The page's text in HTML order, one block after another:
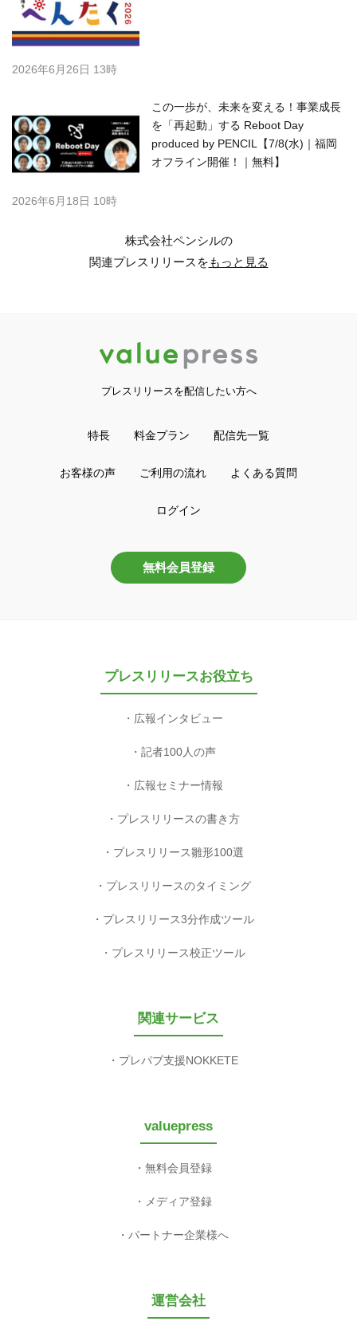
2026年6月26日 13時
この一歩が、未来を変える！事業成長
を「再起動」する Reboot Day
produced by PENCIL【7/8(水)｜福岡
オフライン開催！｜無料】
2026年6月18日 10時
株式会社ペンシルの
関連プレスリリースをもっと見る
プレスリリースを配信したい方へ
特長 料金プラン 配信先一覧
お客様の声 ご利用の流れ よくある質問
ログイン
無料会員登録
プレスリリースお役立ち
広報インタビュー
記者100人の声
広報セミナー情報
プレスリリースの書き方
プレスリリース雛形100選
プレスリリースのタイミング
プレスリリース3分作成ツール
プレスリリース校正ツール
関連サービス
プレパブ支援NOKKETE
valuepress
無料会員登録
メディア登録
パートナー企業様へ
運営会社